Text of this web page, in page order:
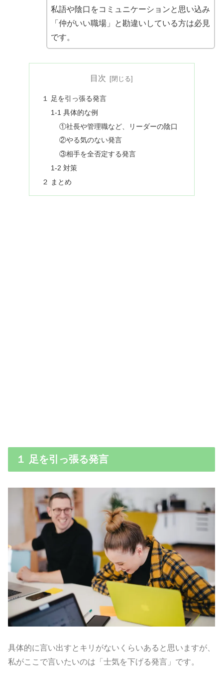
私語や陰口をコミュニケーションと思い込み
「仲がいい職場」と勘違いしている方は必見
です。
目次
１ 足を引っ張る発言
1-1 具体的な例
①社長や管理職など、リーダーの陰口
②やる気のない発言
③相手を全否定する発言
1-2 対策
２ まとめ
１ 足を引っ張る発言
具体的に言い出すとキリがないくらいあると思いますが、
私がここで言いたいのは「士気を下げる発言」です。